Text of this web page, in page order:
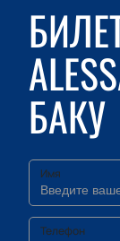
БАКУ
Имя
Телефон